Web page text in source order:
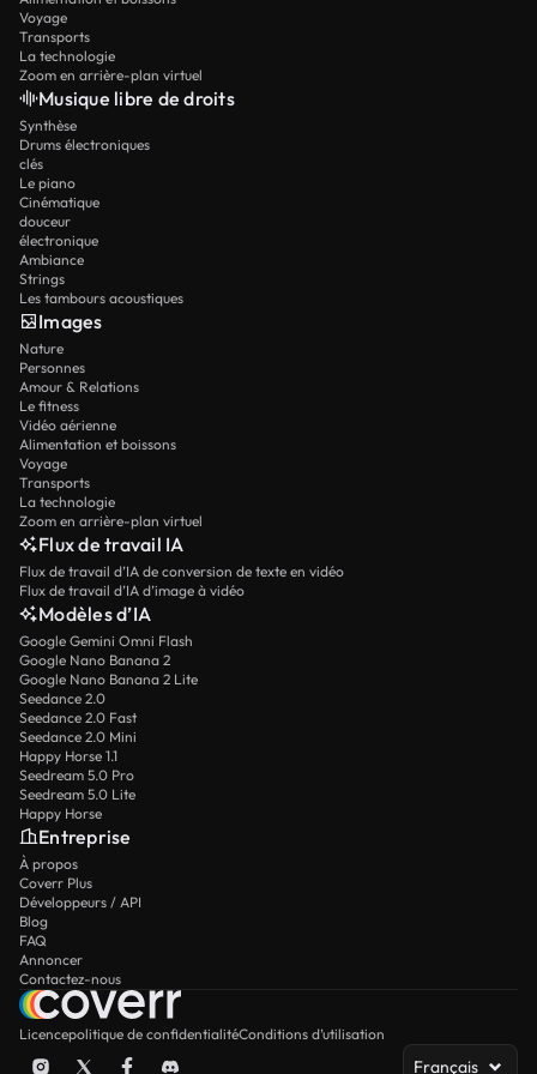
Voyage
Transports
La technologie
Zoom en arrière-plan virtuel
Musique libre de droits
Synthèse
Drums électroniques
clés
Le piano
Cinématique
douceur
électronique
Ambiance
Strings
Les tambours acoustiques
Images
Nature
Personnes
Amour & Relations
Le fitness
Vidéo aérienne
Alimentation et boissons
Voyage
Transports
La technologie
Zoom en arrière-plan virtuel
Flux de travail IA
Flux de travail d’IA de conversion de texte en vidéo
Flux de travail d’IA d’image à vidéo
Modèles d’IA
Google Gemini Omni Flash
Google Nano Banana 2
Google Nano Banana 2 Lite
Seedance 2.0
Seedance 2.0 Fast
Seedance 2.0 Mini
Happy Horse 1.1
Seedream 5.0 Pro
Seedream 5.0 Lite
Happy Horse
Entreprise
À propos
Coverr Plus
Développeurs / API
Blog
FAQ
Annoncer
Contactez-nous
Licencepolitique de confidentialitéConditions d’utilisation
Français